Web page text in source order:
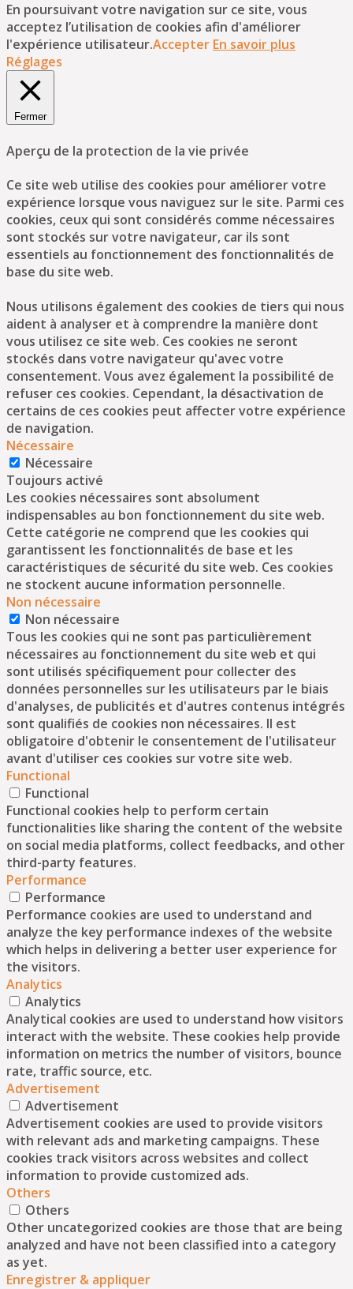
En poursuivant votre navigation sur ce site, vous
acceptez l’utilisation de cookies afin d'améliorer
l'expérience utilisateur.Accepter En savoir plus
Réglages
Fermer
Aperçu de la protection de la vie privée
Ce site web utilise des cookies pour améliorer votre
expérience lorsque vous naviguez sur le site. Parmi ces
cookies, ceux qui sont considérés comme nécessaires
sont stockés sur votre navigateur, car ils sont
essentiels au fonctionnement des fonctionnalités de
base du site web.
Nous utilisons également des cookies de tiers qui nous
aident à analyser et à comprendre la manière dont
vous utilisez ce site web. Ces cookies ne seront
stockés dans votre navigateur qu'avec votre
consentement. Vous avez également la possibilité de
refuser ces cookies. Cependant, la désactivation de
certains de ces cookies peut affecter votre expérience
de navigation.
Nécessaire
Nécessaire
Toujours activé
Les cookies nécessaires sont absolument
indispensables au bon fonctionnement du site web.
Cette catégorie ne comprend que les cookies qui
garantissent les fonctionnalités de base et les
caractéristiques de sécurité du site web. Ces cookies
ne stockent aucune information personnelle.
Non nécessaire
Non nécessaire
Tous les cookies qui ne sont pas particulièrement
nécessaires au fonctionnement du site web et qui
sont utilisés spécifiquement pour collecter des
données personnelles sur les utilisateurs par le biais
d'analyses, de publicités et d'autres contenus intégrés
sont qualifiés de cookies non nécessaires. Il est
obligatoire d'obtenir le consentement de l'utilisateur
avant d'utiliser ces cookies sur votre site web.
Functional
Functional
Functional cookies help to perform certain
functionalities like sharing the content of the website
on social media platforms, collect feedbacks, and other
third-party features.
Performance
Performance
Performance cookies are used to understand and
analyze the key performance indexes of the website
which helps in delivering a better user experience for
the visitors.
Analytics
Analytics
Analytical cookies are used to understand how visitors
interact with the website. These cookies help provide
information on metrics the number of visitors, bounce
rate, traffic source, etc.
Advertisement
Advertisement
Advertisement cookies are used to provide visitors
with relevant ads and marketing campaigns. These
cookies track visitors across websites and collect
information to provide customized ads.
Others
Others
Other uncategorized cookies are those that are being
analyzed and have not been classified into a category
as yet.
Enregistrer & appliquer